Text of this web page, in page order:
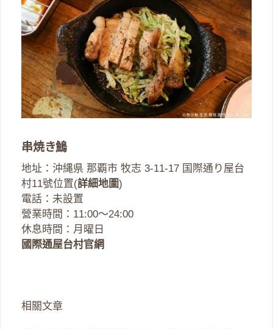
串焼き鷠
地址：沖縄県 那覇市 牧志 3-11-17 国際通り屋台
村11號位置(詳細地圖)
電話：未設置
營業時間：11:00～24:00
休息時間：月曜日
國際通屋台村官網
相關文章